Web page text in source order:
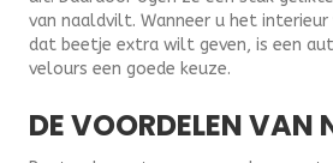
van naaldvilt. Wanneer u het
dat beetje extra wilt geven, is een
velours een goede keuze.
DE VOORDELEN VAN